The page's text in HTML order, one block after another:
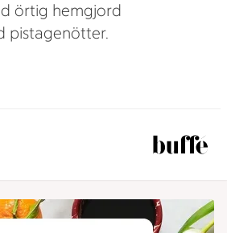
örtig hemgjord
pistagenötter.